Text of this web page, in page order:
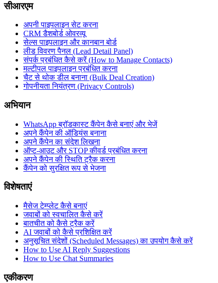
सीआरएम
अपनी पाइपलाइन सेट करना
CRM डैशबोर्ड ओवरव्यू
सेल्स पाइपलाइन और कानबान बोर्ड
लीड विवरण पैनल (Lead Detail Panel)
संपर्क प्रबंधित कैसे करें (How to Manage Contacts)
मल्टीपल पाइपलाइन प्रबंधित करना
चैट से थोक डील बनाना (Bulk Deal Creation)
गोपनीयता नियंत्रण (Privacy Controls)
अभियान
WhatsApp ब्रॉडकास्ट कैंपेन कैसे बनाएं और भेजें
अपने कैंपेन की ऑडियंस बनाना
अपने कैंपेन का संदेश लिखना
ऑप्ट-आउट और STOP कीवर्ड प्रबंधित करना
अपने कैंपेन की स्थिति ट्रैक करना
कैंपेन को सुरक्षित रूप से भेजना
विशेषताएं
मैसेज टेम्प्लेट कैसे बनाएं
जवाबों को स्वचालित कैसे करें
बातचीत को कैसे ट्रैक करें
AI जवाबों को कैसे प्रशिक्षित करें
अनुसूचित संदेशों (Scheduled Messages) का उपयोग कैसे करें
How to Use AI Reply Suggestions
How to Use Chat Summaries
एकीकरण